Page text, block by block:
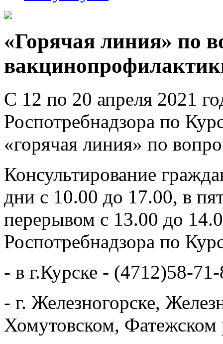
«Горячая линия» по
С 12 по 20 апреля 2021
Роспотребнадзора по
«горячая линия» по
Консультирование
дни с 10.00 до 17.00, в
перерывом с 13.00 до
Роспотребнадзора по
- в г.Курске - (4712)58-
- г. Железногорске,
Хомутовском,